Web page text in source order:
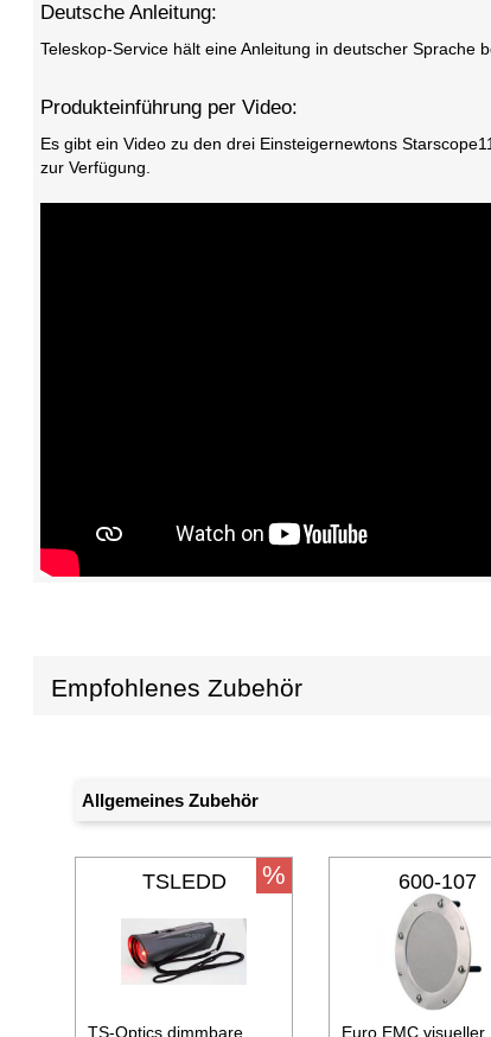
Deutsche Anleitung:
Teleskop-Service hält eine Anleitung in deutscher Sprache
Produkteinführung per Video:
Es gibt ein Video zu den drei Einsteigernewtons
zur Verfügung.
Empfohlenes Zubehör
Allgemeines Zubehör
TSLEDD
TS-Optics dimmbare
% 600-107
Euro EMC visueller